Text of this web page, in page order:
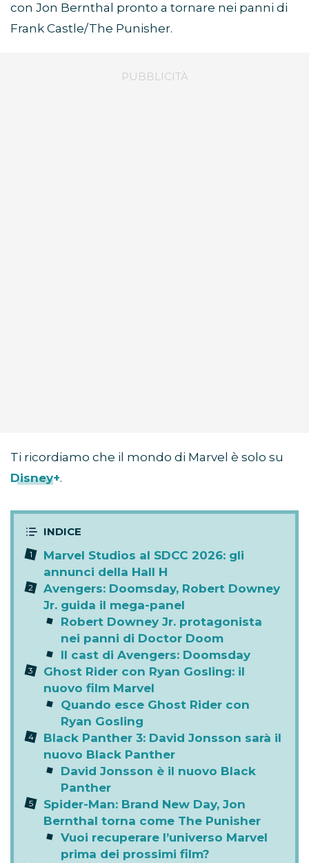
con Jon Bernthal pronto a tornare nei panni di
Frank Castle/The Punisher.
Ti ricordiamo che il mondo di Marvel è solo su
Disney+.
Marvel Studios al SDCC 2026: gli
annunci della Hall H
Avengers: Doomsday, Robert Downey
Jr. guida il mega-panel
Robert Downey Jr. protagonista
nei panni di Doctor Doom
Il cast di Avengers: Doomsday
Ghost Rider con Ryan Gosling: il
nuovo film Marvel
Quando esce Ghost Rider con
Ryan Gosling
Black Panther 3: David Jonsson sarà il
nuovo Black Panther
David Jonsson è il nuovo Black
Panther
Spider-Man: Brand New Day, Jon
Bernthal torna come The Punisher
Vuoi recuperare l’universo Marvel
prima dei prossimi film?